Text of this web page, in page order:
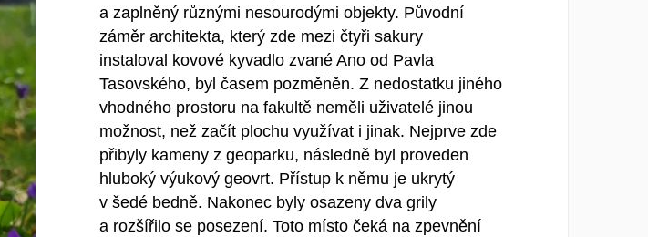
a zaplněný různými nesourodými objekty. Původní
záměr architekta, který zde mezi čtyři sakury
instaloval kovové kyvadlo zvané Ano od Pavla
Tasovského, byl časem pozměněn. Z nedostatku jiného
vhodného prostoru na fakultě neměli uživatelé jinou
možnost, než začít plochu využívat i jinak. Nejprve zde
přibyly kameny z geoparku, následně byl proveden
hluboký výukový geovrt. Přístup k němu je ukrytý
v šedé bedně. Nakonec byly osazeny dva grily
a rozšířilo se posezení. Toto místo čeká na zpevnění